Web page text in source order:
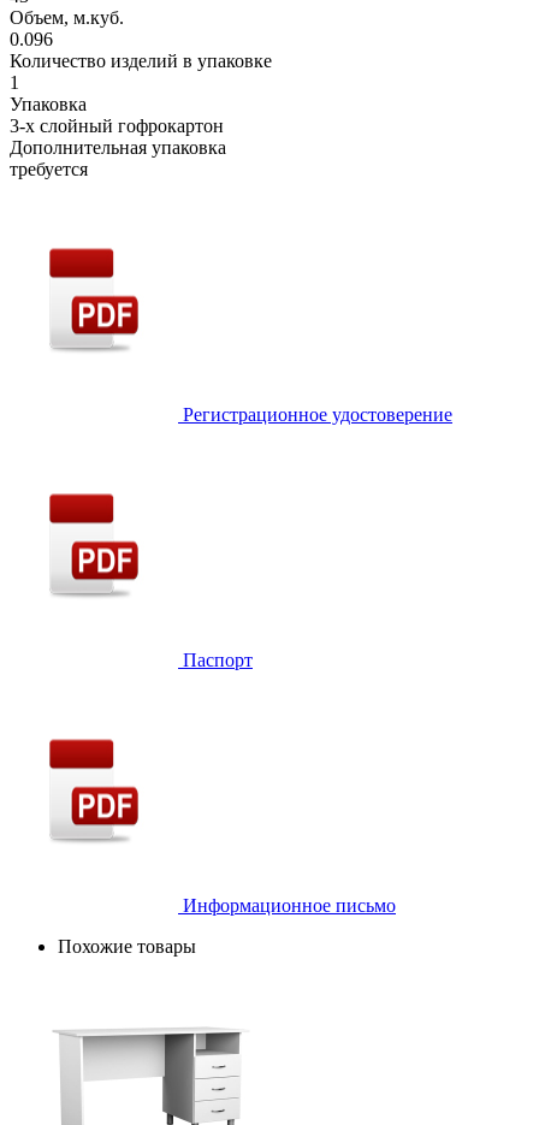
Объем, м.куб.
0.096
Количество изделий в упаковке
1
Упаковка
3-х слойный гофрокартон
Дополнительная упаковка
требуется
Регистрационное удостоверение
Паспорт
Информационное письмо
Похожие товары